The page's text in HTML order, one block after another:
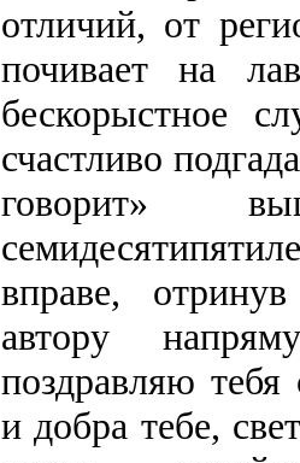
отличий, от
почивает на
бескорыстное
счастливо
говорит»
вправе,
автору
поздравляю
и добра тебе,